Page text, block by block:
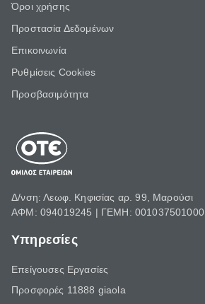
Όροι χρήσης
Προστασία Δεδομένων
Επικοινωνία
Ρυθμίσεις Cookies
Προσβασιμότητα
Δ/νση: Λεωφ. Κηφισίας αρ. 99, Μαρούσι
ΑΦΜ: 094019245 | ΓΕΜΗ: 001037501000
Υπηρεσίες
Επείγουσες Εργασίες
Προσφορές 11888 giaola